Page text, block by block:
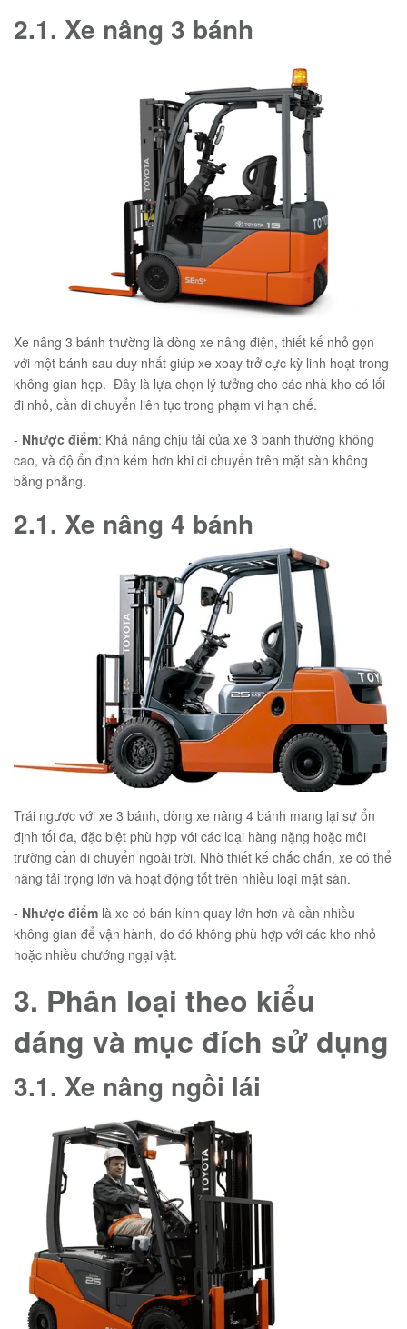
2.1. Xe nâng 3 bánh
Xe nâng 3 bánh thường là dòng xe nâng điện, thiết kế nhỏ gọn
với một bánh sau duy nhất giúp xe xoay trở cực kỳ linh hoạt trong
không gian hẹp. Đây là lựa chọn lý tưởng cho các nhà kho có lối
đi nhỏ, cần di chuyển liên tục trong phạm vi hạn chế.
- Nhược điểm: Khả năng chịu tải của xe 3 bánh thường không
cao, và độ ổn định kém hơn khi di chuyển trên mặt sàn không
bằng phẳng.
2.1. Xe nâng 4 bánh
Trái ngược với xe 3 bánh, dòng xe nâng 4 bánh mang lại sự ổn
định tối đa, đặc biệt phù hợp với các loại hàng nặng hoặc môi
trường cần di chuyển ngoài trời. Nhờ thiết kế chắc chắn, xe có thể
nâng tải trọng lớn và hoạt động tốt trên nhiều loại mặt sàn.
- Nhược điểm là xe có bán kính quay lớn hơn và cần nhiều
không gian để vận hành, do đó không phù hợp với các kho nhỏ
hoặc nhiều chướng ngại vật.
3. Phân loại theo kiểu
dáng và mục đích sử dụng
3.1. Xe nâng ngồi lái